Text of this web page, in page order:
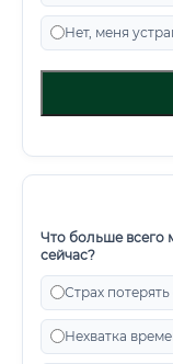
Нет, меня
Что больше всего
сейчас?
Страх
Нехватка